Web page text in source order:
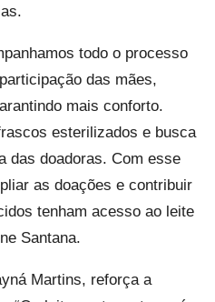
todo o processo
das mães,
mais conforto.
esterilizados e busca
das doadoras. Com esse
as doações e contribuir
tenham acesso ao leite
Santana.
Martins, reforça a